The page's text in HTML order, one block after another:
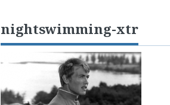
nightswimming-xtr